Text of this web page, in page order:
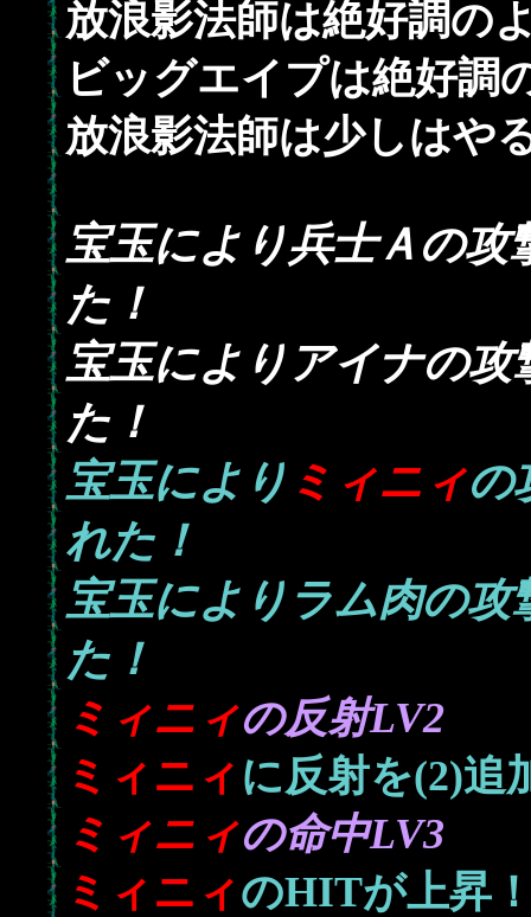
放浪影法師は絶好調の
ビッグエイプは絶好調
放浪影法師は少しはや
宝玉により兵士Ａの攻
た！
宝玉によりアイナの攻
た！
宝玉により ミィニィの
れた！
宝玉によりラム肉の
た！
ミィニィの反射LV2
ミィニィ に反射を(2)追
ミィニィの命中LV3
ミィニィのHITが上昇